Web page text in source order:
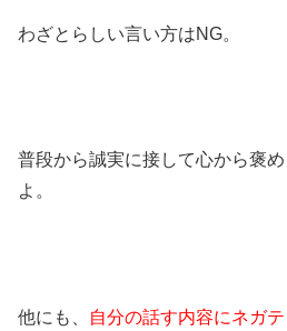
わざとらしい言い方はNG。
普段から誠実に接して心から褒
よ。
他にも、
自分の話す内容にネガ